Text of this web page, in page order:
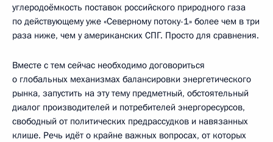
углеродоёмкость поставок российского природного газа
по действующему уже «Северному потоку-1» более чем в три
раза ниже, чем у американских СПГ. Просто для сравнения.
Вместе с тем сейчас необходимо договориться
о глобальных механизмах балансировки энергетического
рынка, запустить на эту тему предметный, обстоятельный
диалог производителей и потребителей энергоресурсов,
свободный от политических предрассудков и навязанных
клише. Речь идёт о крайне важных вопросах, от которых